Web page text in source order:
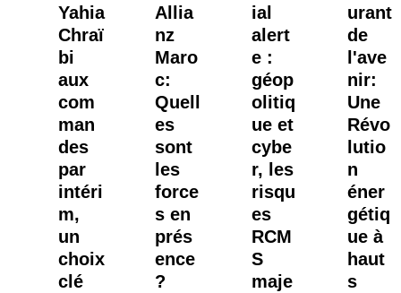
Yahia
Chraï
bi
aux
com
man
des
par
intéri
m,
un
choix
clé
Allia
nz
Maro
c:
Quell
es
sont
les
force
s en
prés
ence
?
ial
alert
e :
géop
olitiq
ue et
cybe
r, les
risqu
es
RCM
S
maje
urant
de
l'ave
nir:
Une
Révo
lutio
n
éner
gétiq
ue à
haut
s